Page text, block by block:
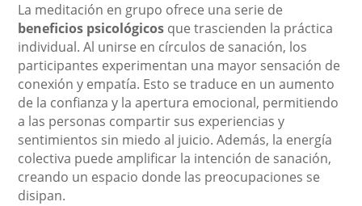
La meditación en grupo ofrece una serie de
beneficios psicológicos que trascienden la práctica
individual. Al unirse en círculos de sanación, los
participantes experimentan una mayor sensación de
conexión y empatía. Esto se traduce en un aumento
de la confianza y la apertura emocional, permitiendo
a las personas compartir sus experiencias y
sentimientos sin miedo al juicio. Además, la energía
colectiva puede amplificar la intención de sanación,
creando un espacio donde las preocupaciones se
disipan.